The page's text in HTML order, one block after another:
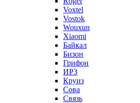
Voxtel
Vostok
Wouxun
Xiaomi
Байкал
Бизон
Грифон
ИРЗ
Круиз
Сова
Связь